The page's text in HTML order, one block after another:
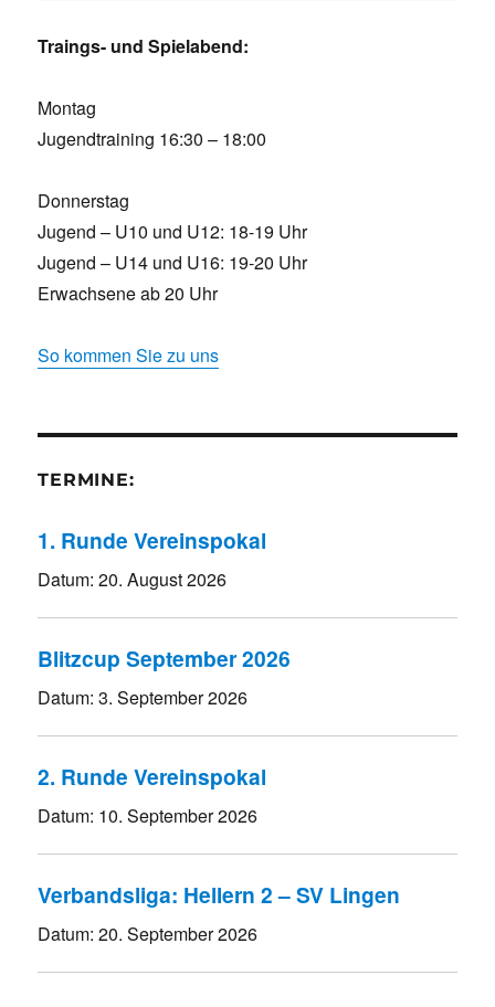
Traings- und Spielabend:
Montag
Jugendtraining 16:30 – 18:00
Donnerstag
Jugend – U10 und U12: 18-19 Uhr
Jugend – U14 und U16: 19-20 Uhr
Erwachsene ab 20 Uhr
So kommen Sie zu uns
TERMINE:
1. Runde Vereinspokal
Datum:20. August 2026
Blitzcup September 2026
Datum:3. September 2026
2. Runde Vereinspokal
Datum: 10. September 2026
Verbandsliga: Hellern 2 – SV Lingen
Datum:20. September 2026